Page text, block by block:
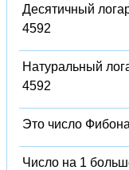
Десятичный
4592
Натуральный
4592
Это число
Число на 1